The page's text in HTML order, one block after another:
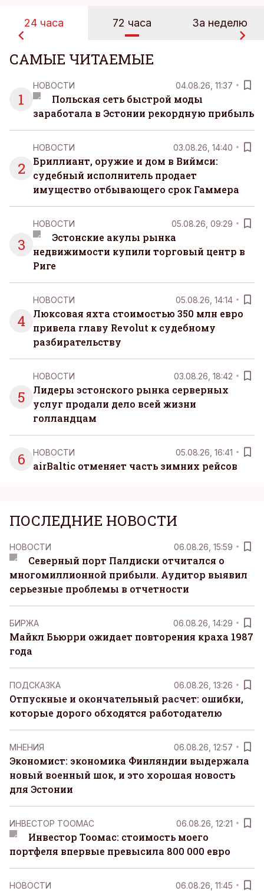
24 часа 72 часа За неделю
САМЫЕ ЧИТАЕМЫЕ
1
НОВОСТИ 04.08.26, 11:37
Польская сеть быстрой моды
заработала в Эстонии рекордную прибыль
2
НОВОСТИ 03.08.26, 14:40
Бриллиант, оружие и дом в Виймси:
судебный исполнитель продает
имущество отбывающего срок Гаммера
3
НОВОСТИ 05.08.26, 09:29
Эстонские акулы рынка
недвижимости купили торговый центр в
Риге
4
НОВОСТИ 05.08.26, 14:14
Люксовая яхта стоимостью 350 млн евро
привела главу Revolut к судебному
разбирательству
5
НОВОСТИ 03.08.26, 18:42
Лидеры эстонского рынка серверных
услуг продали дело всей жизни
голландцам
6 НОВОСТИ 05.08.26, 16:41
airBaltic отменяет часть зимних рейсов
ПОСЛЕДНИЕ НОВОСТИ
НОВОСТИ 06.08.26, 15:59
Северный порт Палдиски отчитался о
многомиллионной прибыли. Аудитор выявил
серьезные проблемы в отчетности
БИРЖА 06.08.26, 14:29
Майкл Бьюрри ожидает повторения краха 1987
года
ПОДСКАЗКА 06.08.26, 13:26
Отпускные и окончательный расчет: ошибки,
которые дорого обходятся работодателю
MНЕНИЯ 06.08.26, 12:57
Экономист: экономика Финляндии выдержала
новый военный шок, и это хорошая новость
для Эстонии
ИНВЕСТОР ТООМАС 06.08.26, 12:21
Инвестор Тоомас: стоимость моего
портфеля впервые превысила 800 000 евро
НОВОСТИ 06.08.26, 11:45